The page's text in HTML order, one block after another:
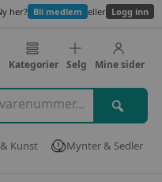
her? Bli medlem eller Logg inn
Kategorier Selg Mine sider
Kunst Mynter & Sedler